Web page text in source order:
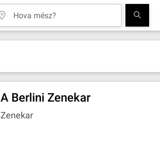
A Berlini Zenekar
Zenekar